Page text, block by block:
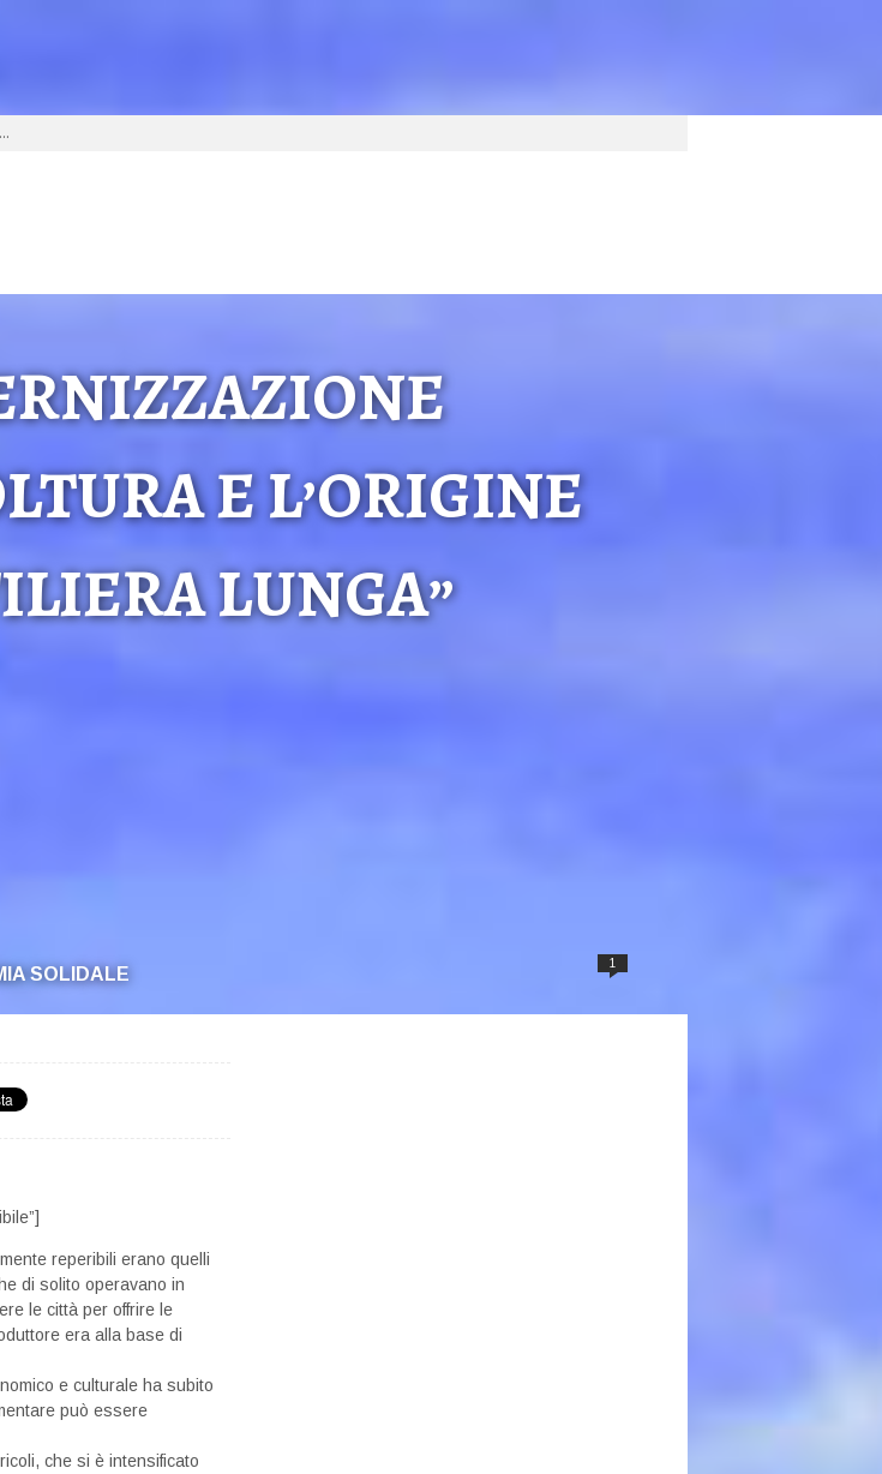
Nuova legge sulla responsabilità professionale in sanità
E L’ORIGINE
LUNGA”
SOLIDALE
1
reperibili erano quelli
di solito operavano in
le città per offrire le
era alla base di
e culturale ha subito
può essere
che si è intensificato